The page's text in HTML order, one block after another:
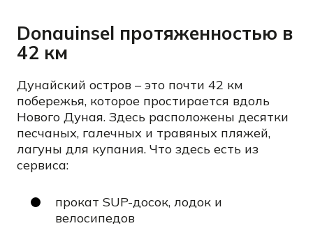
Donauinsel протяженностью в
42 км
Дунайский остров – это почти 42 км
побережья, которое простирается вдоль
Нового Дуная. Здесь расположены десятки
песчаных, галечных и травяных пляжей,
лагуны для купания. Что здесь есть из
сервиса:
прокат SUP-досок, лодок и
велосипедов